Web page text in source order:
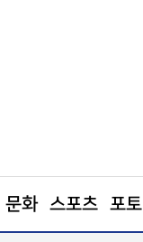
문화 스포츠 포토